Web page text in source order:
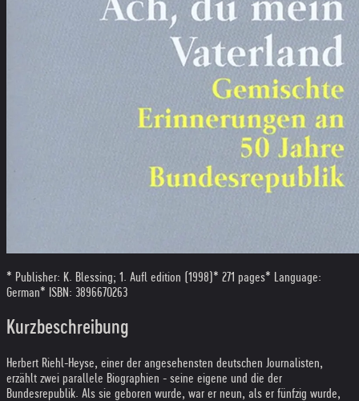
* Publisher: K. Blessing; 1. Aufl edition (1998) * 271 pages* Language:
German* ISBN: 3896670263
Kurzbeschreibung
Herbert Riehl-Heyse, einer der angesehensten deutschen Journalisten,
erzählt zwei parallele Biographien - seine eigene und die der
Bundesrepublik. Als sie geboren wurde, war er neun, als er fünfzig wurde,